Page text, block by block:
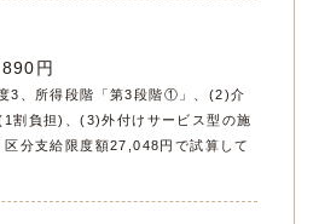
円
3、所得段階「第3段階①」、(2)介
割負担)、(3)外付けサービス型の施
分支給限度額27,048円で試算して